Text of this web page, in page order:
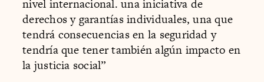
nivel internacional. una iniciativa de
derechos y garantías individuales, una que
tendrá consecuencias en la seguridad y
tendría que tener también algún impacto en
la justicia social”